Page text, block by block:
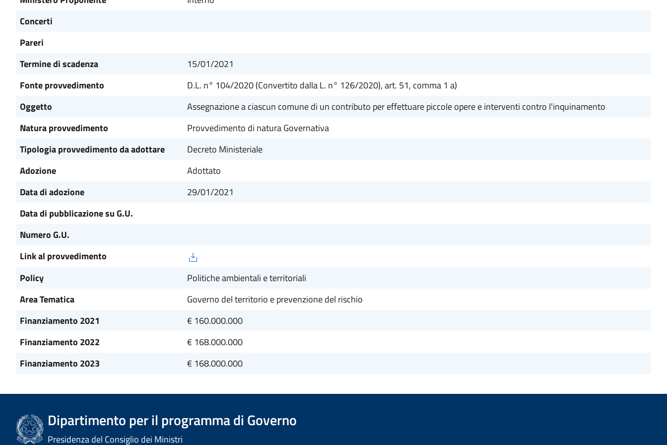
Concerti
Pareri
Termine di scadenza
15/01/2021
Fonte provvedimento
D.L. n° 104/2020 (Convertito dalla L. n° 126/2020), art. 51, comma 1 a)
Oggetto
Assegnazione a ciascun comune di un contributo per effettuare piccole opere e interventi contro l'inquinamento
Natura provvedimento
Provvedimento di natura Governativa
Tipologia provvedimento da adottare
Decreto Ministeriale
Adozione
Adottato
Data di adozione
29/01/2021
Data di pubblicazione su G.U.
Numero G.U.
Link al provvedimento
Policy
Politiche ambientali e territoriali
Area Tematica
Governo del territorio e prevenzione del rischio
Finanziamento 2021
€ 160.000.000
Finanziamento 2022
€ 168.000.000
Finanziamento 2023
€ 168.000.000
Dipartimento per il programma di Governo
Presidenza del Consiglio dei Ministri